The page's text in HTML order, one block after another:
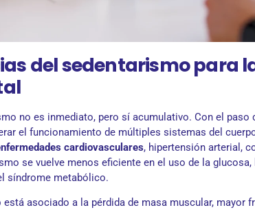
del sedentarismo para
no es inmediato, pero sí acumulativo. Con el paso
el funcionamiento de múltiples sistemas del
cardiovasculares, hipertensión arterial,
se vuelve menos eficiente en el uso de la glucosa,
síndrome metabólico.
asociado a la pérdida de masa muscular, mayor